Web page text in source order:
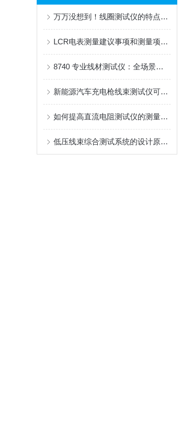
万万没想到！线圈测试仪的特点竟然那么多
LCR电表测量建议事项和测量项目介绍
8740 专业线材测试仪：全场景线束质量检测的高性能解决方案
新能源汽车充电枪线束测试仪可以分为几类？
如何提高直流电阻测试仪的测量准确性与稳定性
低压线束综合测试系统的设计原理与应用